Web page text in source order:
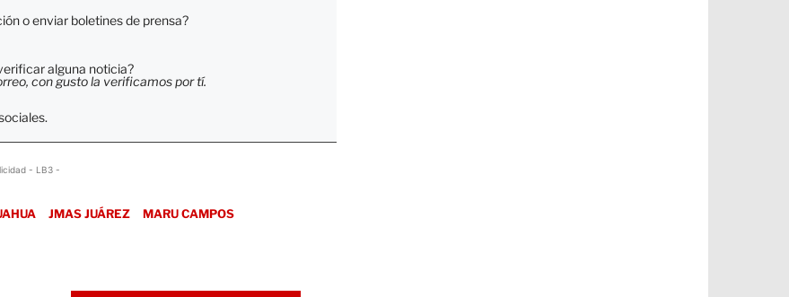
o enviar boletines de prensa?
alguna noticia?
con gusto la verificamos por tí.
- LB3 -
JMAS JUÁREZ
MARU CAMPOS